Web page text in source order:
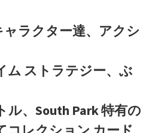
ャラクター達、アクシ
ム ストラテジー、ぶ
ル、South Park 特有の